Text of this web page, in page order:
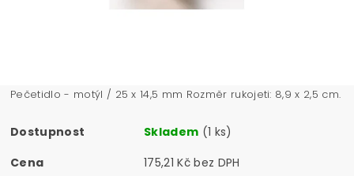
Pečetidlo - motýl / 25 x 14,5 mm Rozměr rukojeti: 8,9 x 2,5 cm.
Dostupnost Skladem (1 ks)
Cena
175,21 Kč bez DPH